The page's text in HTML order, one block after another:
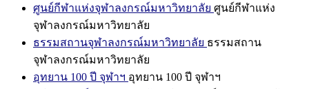
ศูนย์กีฬาแห่งจุฬาลงกรณ์มหาวิทยาลัย ศูนย์กีฬาแห่ง
จุฬาลงกรณ์มหาวิทยาลัย
ธรรมสถานจุฬาลงกรณ์มหาวิทยาลัย ธรรมสถาน
จุฬาลงกรณ์มหาวิทยาลัย
อุทยาน 100 ปี จุฬาฯ อุทยาน 100 ปี จุฬาฯ